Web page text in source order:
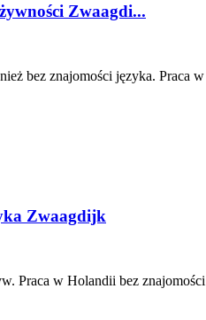
Zwaagdi...
bez znajomości języka. Praca
Zwaagdijk
Praca w Holandii bez